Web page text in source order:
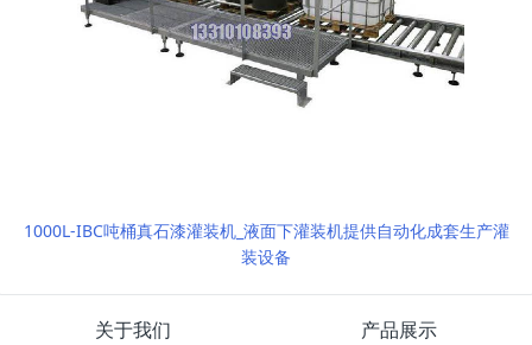
1000L-IBC吨桶真石漆灌装机_液面下灌装机提供自动化成套生产灌
装设备
关于我们 产品展示